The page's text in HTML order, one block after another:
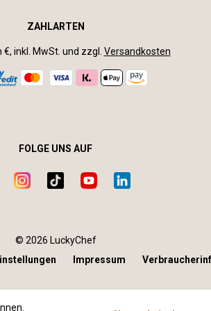
ZAHLARTEN
inkl. MwSt. und zzgl. Versandkosten
FOLGE UNS AUF
© 2026 LuckyChef
Impressum